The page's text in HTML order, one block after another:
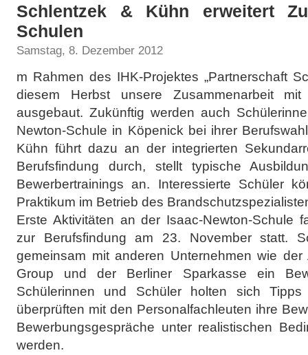
Schlentzek & Kühn erweitert
Schulen
Samstag, 8. Dezember 2012
m Rahmen des IHK-Projektes „Partnerschaft
diesem Herbst unsere Zusammenarbeit
ausgebaut. Zukünftig werden auch
Newton-Schule in Köpenick bei ihrer
Kühn führt dazu an der integrierten
Berufsfindung durch, stellt typische
Bewerbertrainings an. Interessierte Schüler
Praktikum im Betrieb des
Erste Aktivitäten an der Isaac-Newton-Schule
zur Berufsfindung am 23. November statt.
gemeinsam mit anderen Unternehmen wie
Group und der Berliner Sparkasse ein
Schülerinnen und Schüler holten sich
überprüften mit den Personalfachleuten ihre
Bewerbungsgespräche unter realistischen
werden.